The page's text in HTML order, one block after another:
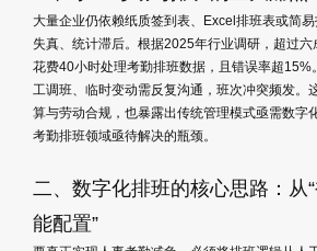
大量企业仍依赖纸质签到表、Excel排班表或简
失真、统计滞后。根据2025年行业调研，超过
花费40小时处理考勤排班数据，且错误率超15%
工调班、临时变动需反复沟通，班次冲突频发。
算与劳动合规，也暴露出传统管理模式亟需数
考勤排班领域亟待解决的瓶颈。
二、数字化排班的核心思路：从“
能配置”